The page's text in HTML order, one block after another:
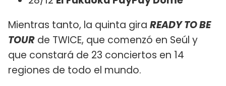
Mientras tanto, la quinta gira READY TO BE
TOUR de TWICE, que comenzó en Seúl y
que constará de 23 conciertos en 14
regiones de todo el mundo.